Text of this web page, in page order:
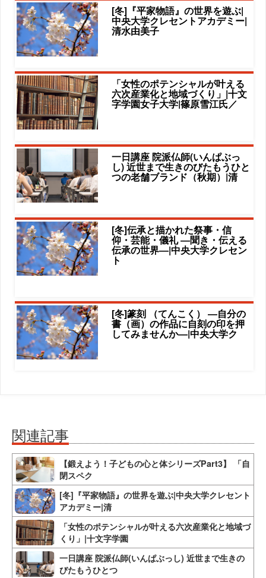
[冬]『平家物語』の世界を遊ぶ|
中央大学クレセントアカデミー|
清水由美子
「女性のポテンシャルが叶える
六次産業化と地域づくり」|十文
字学園女子大学|篠原雪江氏／
一日講座 院派仏師(いんぱぶっ
し) 近世まで生きのびたもうひと
つの老舗ブランド（秋期）|清
[冬]伝承と描かれた祭事・信
仰・芸能・儀礼 ―聞き・伝える
伝承の世界―|中央大学クレセン
ト
[冬]篆刻 （てんこく） ―自分の
書（画）の作品に自刻の印を押
してみませんか―|中央大学ク
関連記事
【鍛えよう！子どもの心と体シリーズPart3】 「自
閉スペク
[冬]『平家物語』の世界を遊ぶ|中央大学クレセント
アカデミー|清
「女性のポテンシャルが叶える六次産業化と地域づ
くり」|十文字学園
一日講座 院派仏師(いんぱぶっし) 近世まで生きの
びたもうひとつ